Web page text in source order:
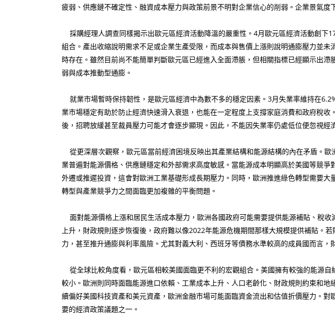
疲弱、供應鏈不確定性、融資成本壓力與政策前景不明對企業信心的削弱。企業景氣
採購經理人調查同樣揭示出歐元區經濟活動降溫的嚴重性。4月歐元區經濟活動創下
組合。產出收縮說明需求不足或企業生產受限，而成本與售價上漲則說明通膨壓力並
時存在。雖然目前尚不能簡單判斷歐元區已經進入全面滯脹，但相關指標已經顯示出
弱與成本推動型通膨。
就業市場暫時保持韌性，是歐元區經濟中為數不多的穩定因素。3月失業率維持在
業市場穩定有助於防止經濟快速滑入衰退，也能在一定程度上支撐家庭消費和政府稅
後，招聘放緩甚至裁員壓力可能才會逐步顯現。因此，不能因失業率仍處低位便忽視
從更深層次觀察，歐元區當前經濟困境反映出其產業結構和能源結構的內在矛盾。
業普遍對能源價格、供應鏈穩定和外部需求高度敏感。當能源成本明顯高於美國等競
外遷或推遲投資，這會對歐洲工業基礎形成長期壓力。同時，歐洲推進綠色轉型需要
轉型與產業競爭力之間面臨更加複雜的平衡問題。
面對能源價格上漲和居民生活成本壓力，歐洲各國政府可能需要提供能源補貼、稅
上升，財政規則逐步恢復後，政府難以像2022年能源危機期間那樣大規模提供補貼。
力，甚至推升通膨與利率風險。尤其對義大利、西班牙等債務水準較高的成員國而言
從全球比較角度看，歐元區相較美國面臨更不利的宏觀組合。美國擁有較強的能源
較小。歐洲則同時面臨能源進口依賴、工業成本上升、人口老齡化、財政規則約束和
續偏好美國科技資產和美元資產，歐洲金融市場可能面臨資金流出和估值折價壓力。
要的經濟政策議題之一。